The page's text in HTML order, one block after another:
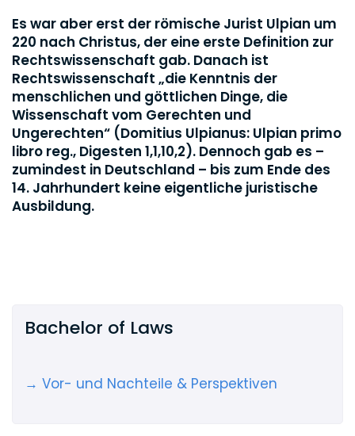
Es war aber erst der römische Jurist Ulpian um
220 nach Christus, der eine erste Definition zur
Rechtswissenschaft gab. Danach ist
Rechtswissenschaft „die Kenntnis der
menschlichen und göttlichen Dinge, die
Wissenschaft vom Gerechten und
Ungerechten“ (Domitius Ulpianus: Ulpian primo
libro reg., Digesten 1,1,10,2). Dennoch gab es –
zumindest in Deutschland – bis zum Ende des
14. Jahrhundert keine eigentliche juristische
Ausbildung.
Bachelor of Laws
→ Vor- und Nachteile & Perspektiven